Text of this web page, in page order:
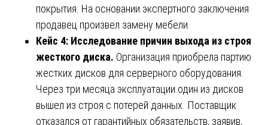
покрытия. На основании экспертного заключения
продавец произвел замену мебели.
Кейс 4: Исследование причин выхода из строя
жесткого диска. Организация приобрела партию
жестких дисков для серверного оборудования.
Через три месяца эксплуатации один из дисков
вышел из строя с потерей данных. Поставщик
отказался от гарантийных обязательств, заявив,